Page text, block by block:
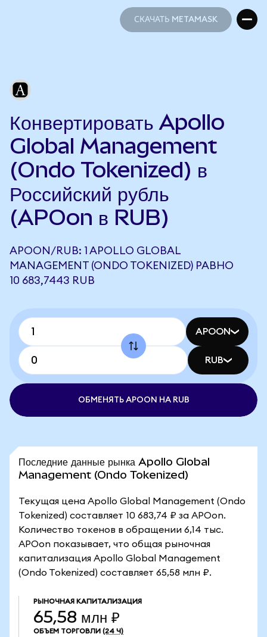
СКАЧАТЬ METAMASK
Конвертировать Apollo
Global Management
(Ondo Tokenized) в
Российский рубль
(APOon в RUB)
APOON/RUB: 1 APOLLO GLOBAL
MANAGEMENT (ONDO TOKENIZED) РАВНО
10 683,7443 RUB
APOON
RUB
ОБМЕНЯТЬ APOON НА RUB
Последние данные рынка Apollo Global
Management (Ondo Tokenized)
Текущая цена Apollo Global Management (Ondo
Tokenized) составляет 10 683,74 ₽ за APOon.
Количество токенов в обращении 6,14 тыс.
APOon показывает, что общая рыночная
капитализация Apollo Global Management
(Ondo Tokenized) составляет 65,58 млн ₽.
РЫНОЧНАЯ КАПИТАЛИЗАЦИЯ
65,58 млн ₽
ОБЪЕМ ТОРГОВЛИ (24 Ч)